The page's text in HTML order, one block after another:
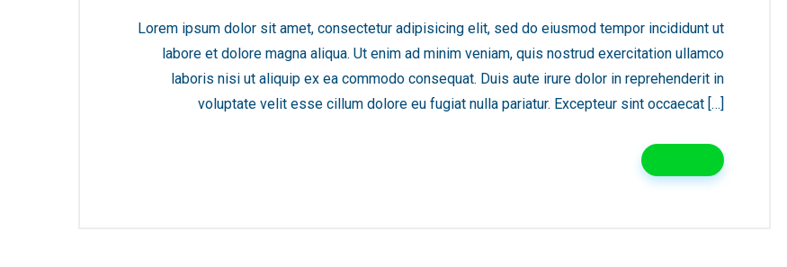
Lorem ipsum dolor sit amet, consectetur adipisicing elit, sed do eiusmod tempor incididunt ut
labore et dolore magna aliqua. Ut enim ad minim veniam, quis nostrud exercitation ullamco
laboris nisi ut aliquip ex ea commodo consequat. Duis aute irure dolor in reprehenderit in
voluptate velit esse cillum dolore eu fugiat nulla pariatur. Excepteur sint occaecat […]